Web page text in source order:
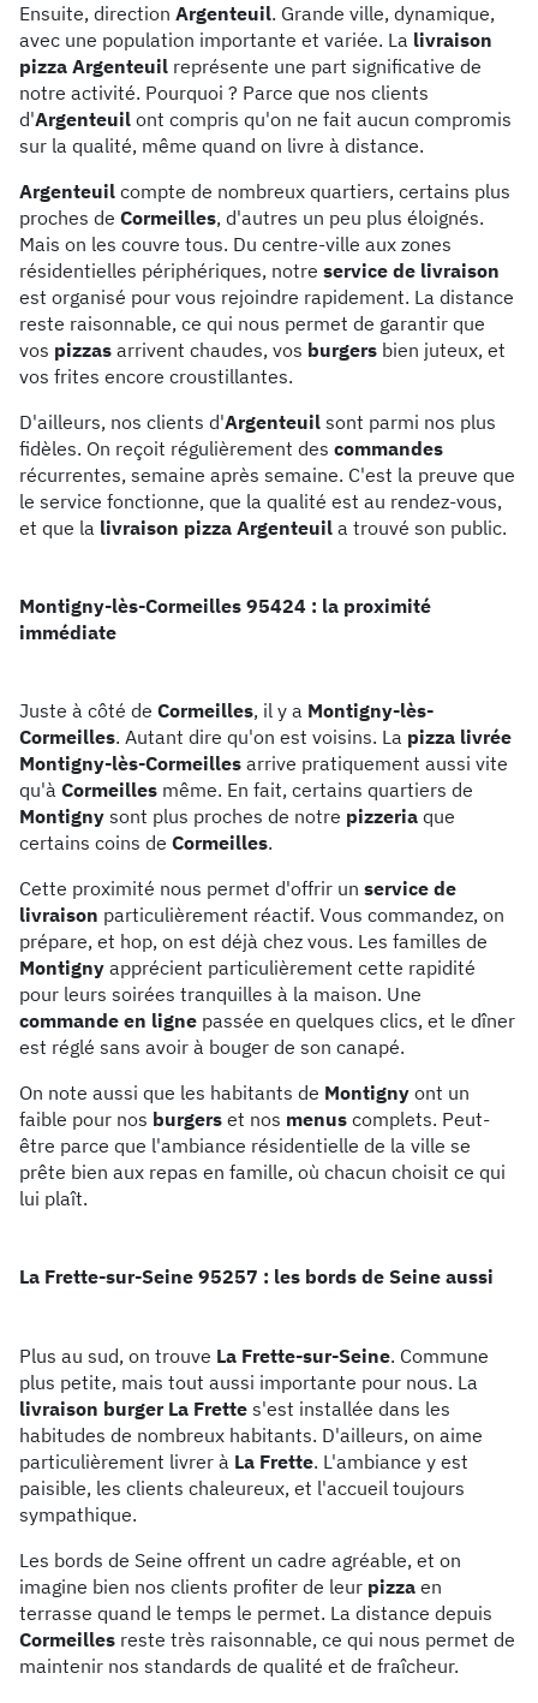
Ensuite, direction Argenteuil. Grande ville, dynamique,
avec une population importante et variée. La livraison
pizza Argenteuil représente une part significative de
notre activité. Pourquoi ? Parce que nos clients
d'Argenteuil ont compris qu'on ne fait aucun compromis
sur la qualité, même quand on livre à distance.
Argenteuil compte de nombreux quartiers, certains plus
proches de Cormeilles, d'autres un peu plus éloignés.
Mais on les couvre tous. Du centre-ville aux zones
résidentielles périphériques, notre service de livraison
est organisé pour vous rejoindre rapidement. La distance
reste raisonnable, ce qui nous permet de garantir que
vos pizzas arrivent chaudes, vos burgers bien juteux, et
vos frites encore croustillantes.
D'ailleurs, nos clients d'Argenteuil sont parmi nos plus
fidèles. On reçoit régulièrement des commandes
récurrentes, semaine après semaine. C'est la preuve que
le service fonctionne, que la qualité est au rendez-vous,
et que la livraison pizza Argenteuil a trouvé son public.
Montigny-lès-Cormeilles 95424 : la proximité
immédiate
Juste à côté de Cormeilles, il y a Montigny-lès-
Cormeilles. Autant dire qu'on est voisins. La pizza livrée
Montigny-lès-Cormeilles arrive pratiquement aussi vite
qu'à Cormeilles même. En fait, certains quartiers de
Montigny sont plus proches de notre pizzeria que
certains coins de Cormeilles.
Cette proximité nous permet d'offrir un service de
livraison particulièrement réactif. Vous commandez, on
prépare, et hop, on est déjà chez vous. Les familles de
Montigny apprécient particulièrement cette rapidité
pour leurs soirées tranquilles à la maison. Une
commande en ligne passée en quelques clics, et le dîner
est réglé sans avoir à bouger de son canapé.
On note aussi que les habitants de Montigny ont un
faible pour nos burgers et nos menus complets. Peut-
être parce que l'ambiance résidentielle de la ville se
prête bien aux repas en famille, où chacun choisit ce qui
lui plaît.
La Frette-sur-Seine 95257 : les bords de Seine aussi
Plus au sud, on trouve La Frette-sur-Seine. Commune
plus petite, mais tout aussi importante pour nous. La
livraison burger La Frette s'est installée dans les
habitudes de nombreux habitants. D'ailleurs, on aime
particulièrement livrer à La Frette. L'ambiance y est
paisible, les clients chaleureux, et l'accueil toujours
sympathique.
Les bords de Seine offrent un cadre agréable, et on
imagine bien nos clients profiter de leur pizza en
terrasse quand le temps le permet. La distance depuis
Cormeilles reste très raisonnable, ce qui nous permet de
maintenir nos standards de qualité et de fraîcheur.